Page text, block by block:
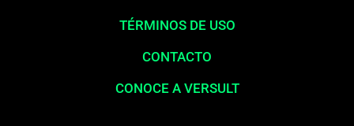
TÉRMINOS DE USO
CONTACTO
CONOCE A VERSULT